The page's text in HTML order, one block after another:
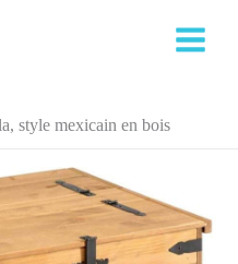
style mexicain en bois